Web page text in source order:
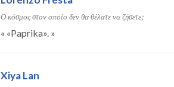
Ο κόσμος στον οποίο δεν θα θέλατε να ζήσετε;
« «Paprika». »
Xiya Lan